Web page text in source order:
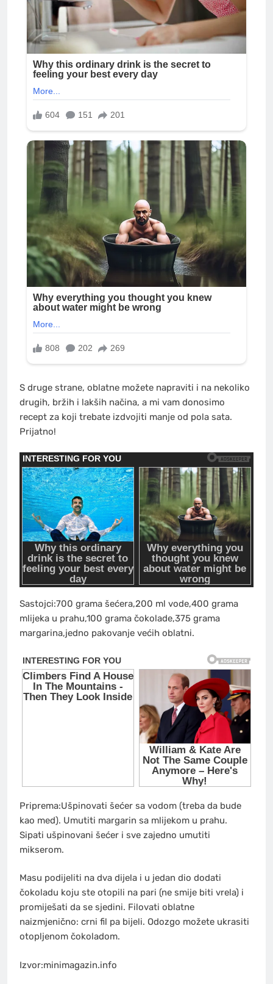
S druge strane, oblatne možete napraviti i na nekoliko
drugih, bržih i lakših načina, a mi vam donosimo
recept za koji trebate izdvojiti manje od pola sata.
Prijatno!
Sastojci:700 grama šećera,200 ml vode,400 grama
mlijeka u prahu,100 grama čokolade,375 grama
margarina,jedno pakovanje većih oblatni.
Priprema:Ušpinovati šećer sa vodom (treba da bude
kao med). Umutiti margarin sa mlijekom u prahu.
Sipati ušpinovani šećer i sve zajedno umutiti
mikserom.
Masu podijeliti na dva dijela i u jedan dio dodati
čokoladu koju ste otopili na pari (ne smije biti vrela) i
promiješati da se sjedini. Filovati oblatne
naizmjenično: crni fil pa bijeli. Odozgo možete ukrasiti
otopljenom čokoladom.
Izvor:minimagazin.info